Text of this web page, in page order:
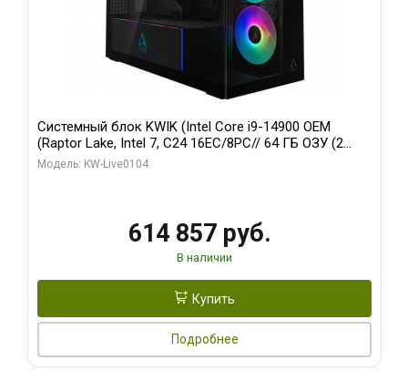
Системный блок KWIK (Intel Core i9-14900 OEM
(Raptor Lake, Intel 7, C24 16EC/8PC// 64 ГБ ОЗУ (2
модуля)/ Afox RTX4090 24GB GDDR6X 384-Bit 3xDP
Модель: KW-Live0104
614 857 руб.
В наличии
Купить
Подробнее